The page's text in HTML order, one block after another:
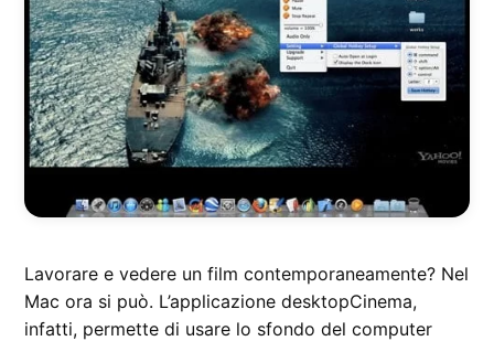
Lavorare e vedere un film contemporaneamente? Nel
Mac ora si può. L’applicazione desktopCinema,
infatti, permette di usare lo sfondo del computer